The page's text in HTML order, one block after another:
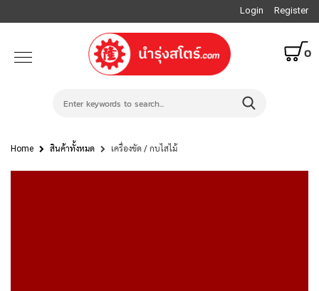
Login Register
0
Home สินค้าทั้งหมด เครื่องขัด / กบไสไม้